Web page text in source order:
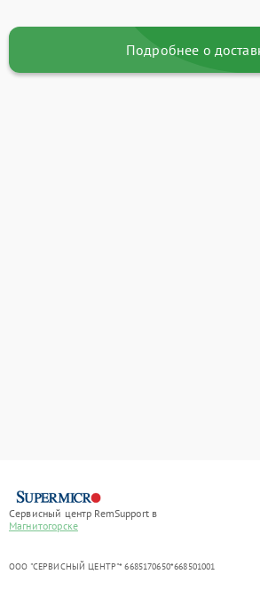
Подробнее о
Сервисный центр RemSupport в
Магнитогорске
ООО "СЕРВИСНЫЙ ЦЕНТР"* 6685170650*668501001